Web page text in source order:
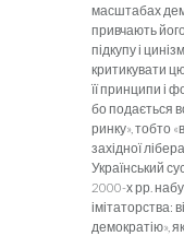
масштабах
привчають
підкупу і
критикувати
її принципи і
бо подається
рин­ку», тобто
західної
Український
2000-х рр.
імітаторства:
демократію»,